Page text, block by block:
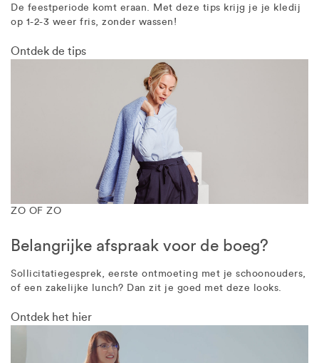
De feestperiode komt eraan. Met deze tips krijg je je kledij
op 1-2-3 weer fris, zonder wassen!
Ontdek de tips
ZO OF ZO
Belangrijke afspraak voor de boeg?
Sollicitatiegesprek, eerste ontmoeting met je schoonouders,
of een zakelijke lunch? Dan zit je goed met deze looks.
Ontdek het hier